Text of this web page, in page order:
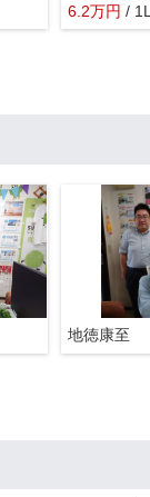
6.2万円 /
地徳康至